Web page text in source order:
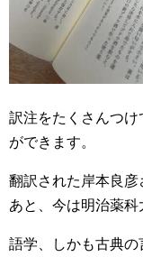
訳注をたくさんつけ
ができます。
翻訳された岸本良
あと、今は明治薬科
語学、しかも古典